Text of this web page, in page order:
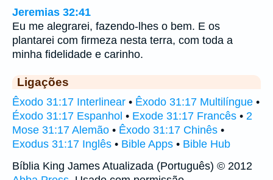
Jeremias 32:41
Eu me alegrarei, fazendo-lhes o bem. E os
plantarei com firmeza nesta terra, com toda a
minha fidelidade e carinho.
Ligações
Êxodo 31:17 Interlinear • Êxodo 31:17 Multilíngue •
Éxodo 31:17 Espanhol • Exode 31:17 Francês • 2
Mose 31:17 Alemão • Êxodo 31:17 Chinês •
Exodus 31:17 Inglês • Bible Apps • Bible Hub
Bíblia King James Atualizada (Português) © 2012